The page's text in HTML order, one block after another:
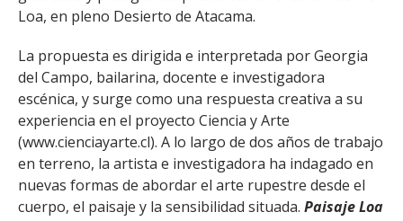
Loa, en pleno Desierto de Atacama.
La propuesta es dirigida e interpretada por Georgia
del Campo, bailarina, docente e investigadora
escénica, y surge como una respuesta creativa a su
experiencia en el proyecto Ciencia y Arte
(www.cienciayarte.cl). A lo largo de dos años de trabajo
en terreno, la artista e investigadora ha indagado en
nuevas formas de abordar el arte rupestre desde el
cuerpo, el paisaje y la sensibilidad situada. Paisaje Loa